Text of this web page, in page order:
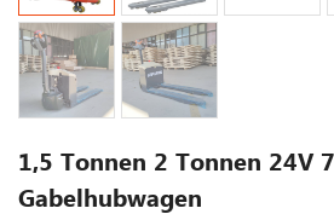
1,5 Tonnen 2 Tonnen 24V
Gabelhubwagen